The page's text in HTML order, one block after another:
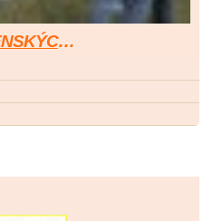
VLKOŠSKÉ DNY VOJENSKÝCH TRADIC 2009